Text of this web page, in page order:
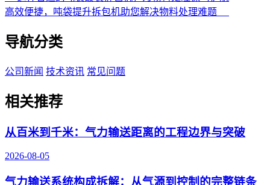
高效便捷，吨袋提升拆包机助您解决物料处理难题
导航分类
公司新闻 技术资讯 常见问题
相关推荐
从百米到千米：气力输送距离的工程边界与突破
2026-08-05
气力输送系统构成拆解：从气源到控制的完整链条